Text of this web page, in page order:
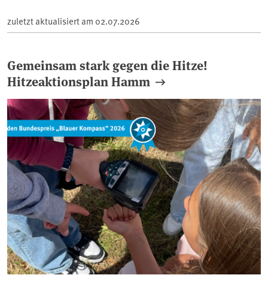
zuletzt aktualisiert am 02.07.2026
Gemeinsam stark gegen die Hitze!
Hitzeaktionsplan Hamm